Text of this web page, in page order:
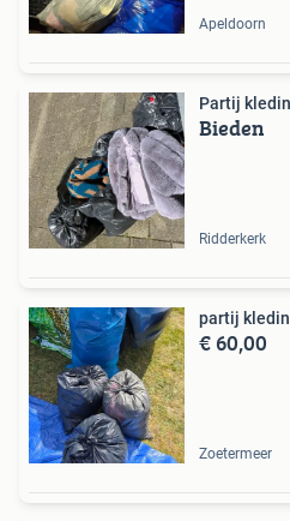
Apeldoorn
Partij
Bieden
Ridderkerk
partij
€ 60,00
Zoetermeer